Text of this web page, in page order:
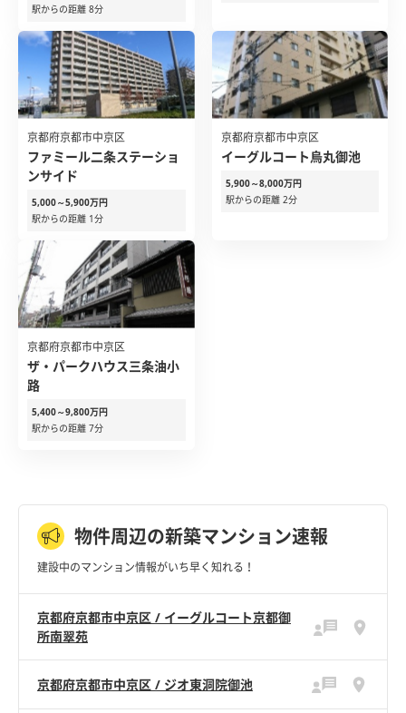
駅からの距離 8分
京都府京都市中京区
ファミール二条ステーショ
ンサイド
5,000～5,900万円
駅からの距離 1分
京都府京都市中京区
イーグルコート烏丸御池
5,900～8,000万円
駅からの距離 2分
京都府京都市中京区
ザ・パークハウス三条油小
路
5,400～9,800万円
駅からの距離 7分
物件周辺の新築マンション速報
建設中のマンション情報がいち早く知れる！
京都府京都市中京区 / イーグルコート京都御
所南翠苑
京都府京都市中京区 / ジオ東洞院御池